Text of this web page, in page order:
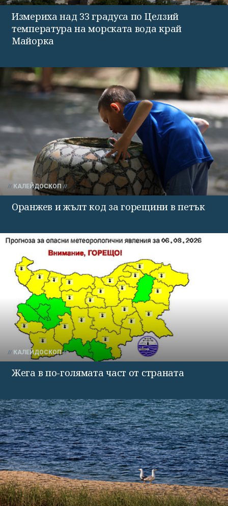
Измериха над 33 градуса по Целзий
температура на морската вода край
Майорка
КАЛЕЙДОСКОП
Оранжев и жълт код за горещини в петък
КАЛЕЙДОСКОП
Жега в по-голямата част от страната